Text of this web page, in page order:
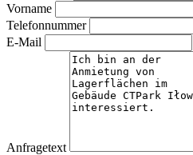
Vorname
Telefonnummer
E-Mail
Anfragetext